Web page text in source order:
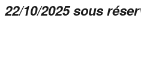
10/2025 sous